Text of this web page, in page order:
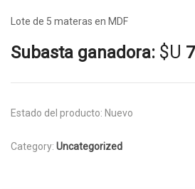
Lote de 5 materas en MDF
Subasta ganadora: $U
Estado del producto: Nuevo
Category: Uncategorized